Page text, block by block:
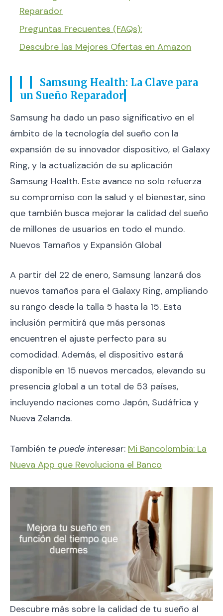
Reparador
Preguntas Frecuentes (FAQs):
Descubre las Mejores Ofertas en Amazon
Samsung Health: La Clave para
un Sueño Reparador
Samsung ha dado un paso significativo en el
ámbito de la tecnología del sueño con la
expansión de su innovador dispositivo, el Galaxy
Ring, y la actualización de su aplicación
Samsung Health. Este avance no solo refuerza
su compromiso con la salud y el bienestar, sino
que también busca mejorar la calidad del sueño
de millones de usuarios en todo el mundo.
Nuevos Tamaños y Expansión Global
A partir del 22 de enero, Samsung lanzará dos
nuevos tamaños para el Galaxy Ring, ampliando
su rango desde la talla 5 hasta la 15. Esta
inclusión permitirá que más personas
encuentren el ajuste perfecto para su
comodidad. Además, el dispositivo estará
disponible en 15 nuevos mercados, elevando su
presencia global a un total de 53 países,
incluyendo naciones como Japón, Sudáfrica y
Nueva Zelanda.
También te puede interesar: Mi Bancolombia: La
Nueva App que Revoluciona el Banco
Descubre más sobre la calidad de tu sueño al